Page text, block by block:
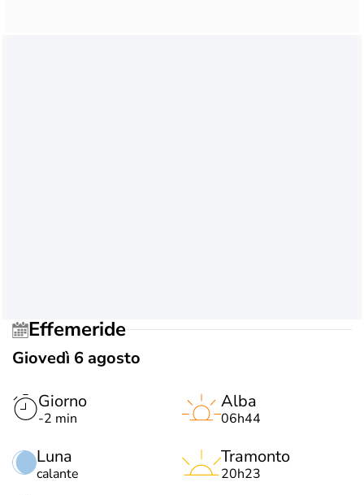
Effemeride
Giovedì 6 agosto
Giorno
-2 min
Luna
calante
Alba
06h44
Tramonto
20h23